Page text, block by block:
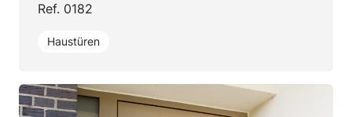
Ref. 0182
Haustüren